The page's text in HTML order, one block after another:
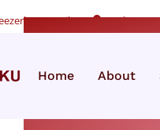
Jakarta,
Home About